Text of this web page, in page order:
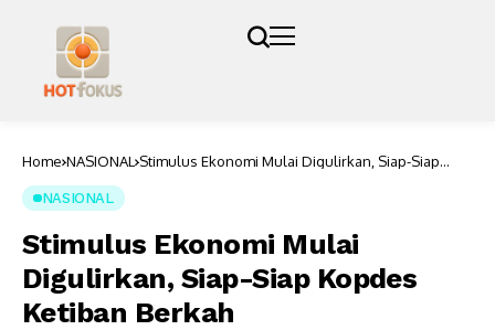
Home NASIONAL Stimulus Ekonomi Mulai Digulirkan, Siap-Siap
NASIONAL
Stimulus Ekonomi Mulai
Digulirkan, Siap-Siap Kopdes
Ketiban Berkah